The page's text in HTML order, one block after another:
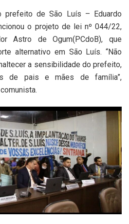
prefeito de São Luís – Eduardo
o projeto de lei nº 044/22,
Astro de Ogum(PCdoB), que
alternativo em São Luís. “Não
a sensibilidade do prefeito,
de pais e mães de família”,